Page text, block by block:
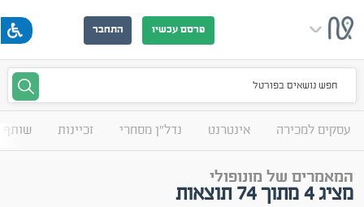
פרסם עכשיו התחבר
חפש נושאים בפורטל
עסקים למכירה אינטרנט נדל"ן מסחרי זכיינות שותף
המאמרים של מונופולי
מציג4 מתוך74 תוצאות